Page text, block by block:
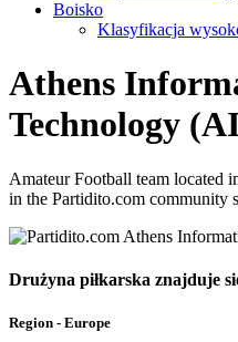
Boisko
Klasyfikacja
Athens
Technology
Amateur Football team located
in the Partidito.com community
Drużyna piłkarska znajduje
Region - Europe